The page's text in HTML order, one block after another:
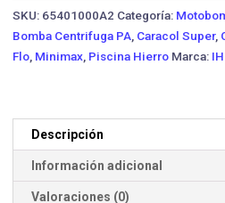
Trifásica
cantidad
SKU: 65401000A2 Categoría:
Bomba Centrifuga PA Caracol Super,
Flo Minimax Piscina Hierro Marca:
Descripción
Información adicional
Valoraciones (0)